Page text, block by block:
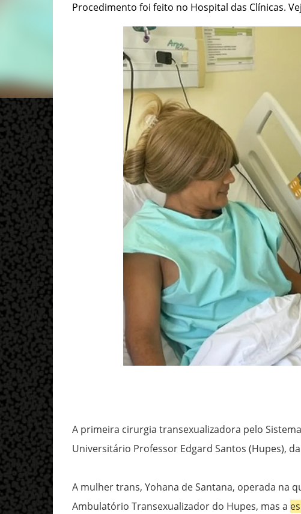
Procedimento foi feito no Hospital das Clínicas.
A primeira cirurgia transexualizadora pelo
Universitário Professor Edgard Santos (Hupes),
A mulher trans, Yohana de Santana, operada na
Ambulatório Transexualizador do Hupes, mas a